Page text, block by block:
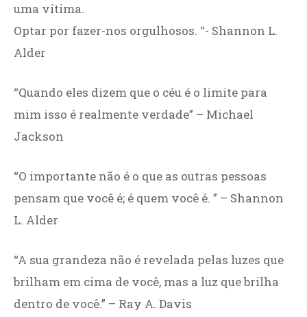
uma vítima.
Optar por fazer-nos orgulhosos. “- Shannon L.
Alder
“Quando eles dizem que o céu é o limite para
mim isso é realmente verdade” – Michael
Jackson
“O importante não é o que as outras pessoas
pensam que você é; é quem você é. ” – Shannon
L. Alder
“A sua grandeza não é revelada pelas luzes que
brilham em cima de você, mas a luz que brilha
dentro de você.” – Ray A. Davis